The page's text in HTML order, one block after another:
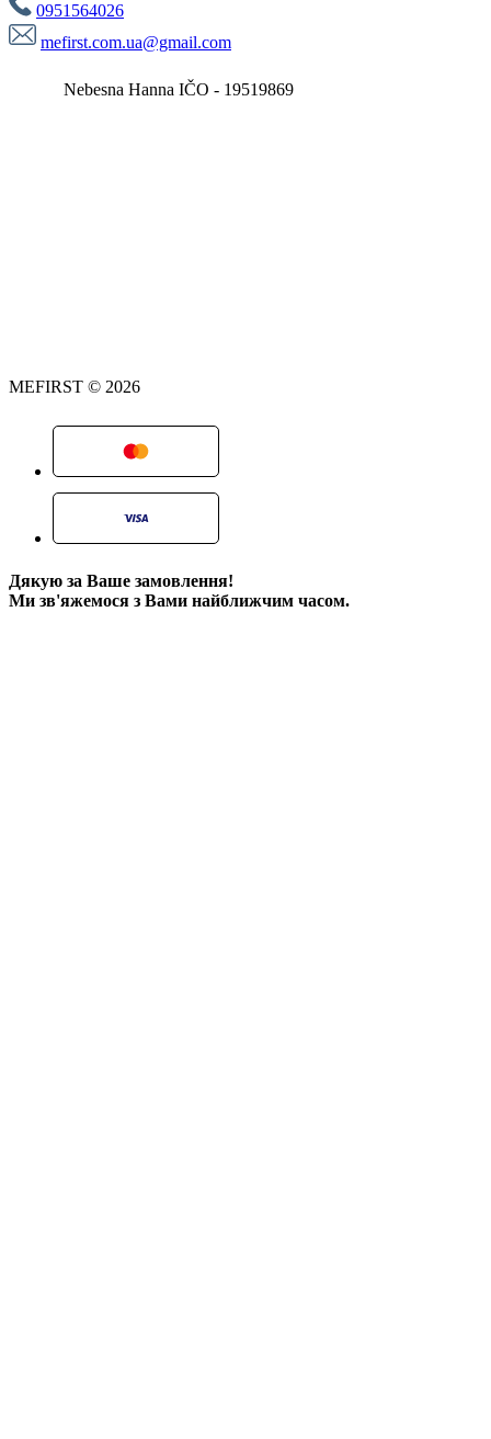
0951564026
mefirst.com.ua@gmail.com
Nebesna Hanna IČO - 19519869
MEFIRST © 2026
Дякую за Ваше замовлення!
Ми зв'яжемося з Вами найближчим часом.